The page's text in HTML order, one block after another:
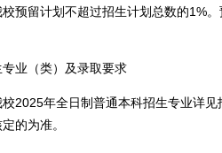
留计划不超过招生计划总数的1%。
业（类）及录取要求
年全日制普通本科招生专业详见
的为准。